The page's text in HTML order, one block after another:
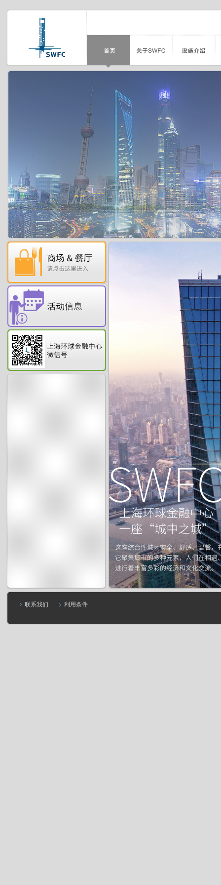
联系我们 利用条件